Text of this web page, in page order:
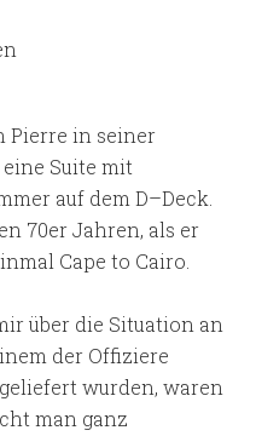
Pierre in seiner
eine Suite mit
auf dem D–Deck.
70er Jahren, als er
Cape to Cairo.
über die Situation an
der Offiziere
wurden, waren
man ganz